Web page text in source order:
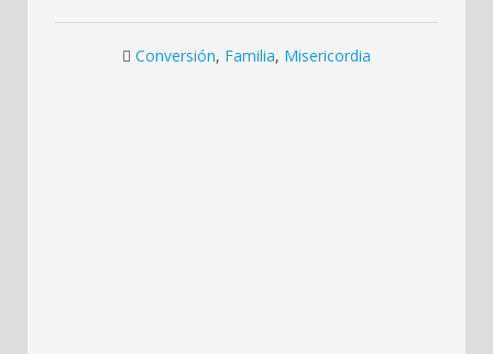
Conversión, Familia, Misericordia